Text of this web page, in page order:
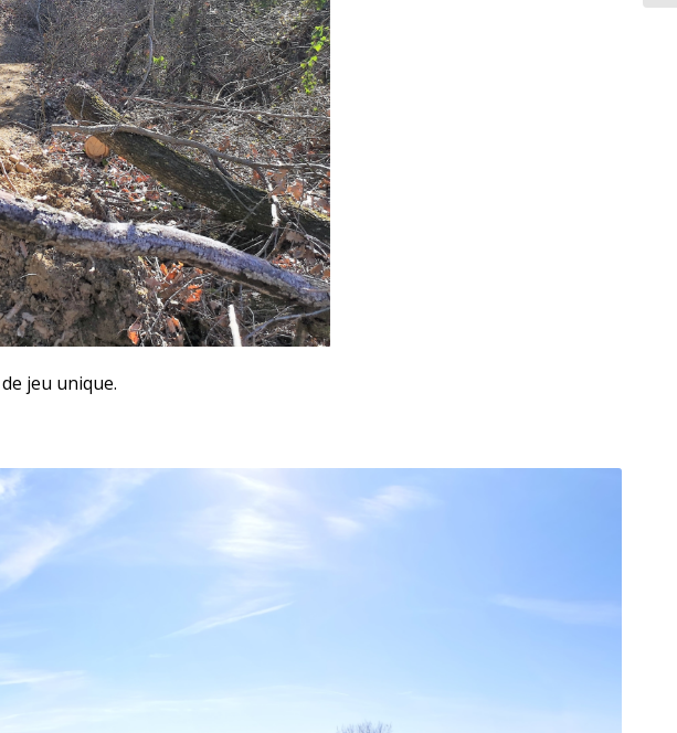
jeu unique.